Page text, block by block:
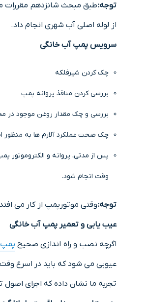
توجه:طبق مبحث شانزدهم مقررات
از لوله اصلی آب شهری انجام داد.
سرویس پمپ آب خانگی
چک کردن شیرفلکه
بررسی کردن منافذ پروانه پمپ
بررسی و چک مقدار روغن موجود در
چک صحت عملکرد آلارم ها به منظور
پس از مدتی، پروانه و الکتروموتور
وقت انجام شود.
توجه:وقتی موتورپمپ از کار می
عیب یابی و تعمیر پمپ آب خانگی
اگرچه نصب و راه اندازی صحیح
عیوبی می شود که باید در اسرع وقت
تجربه ما نشان داده که اجرای